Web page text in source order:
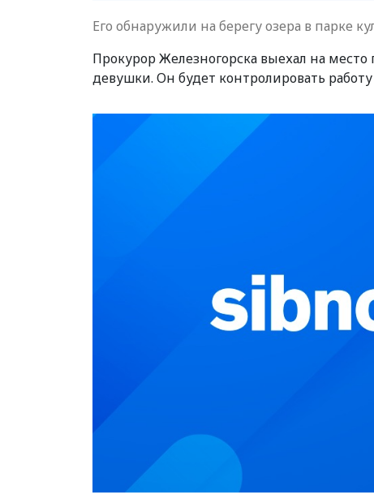
Его обнаружили на берегу озера в парке
Прокурор Железногорска выехал на
девушки. Он будет контролировать